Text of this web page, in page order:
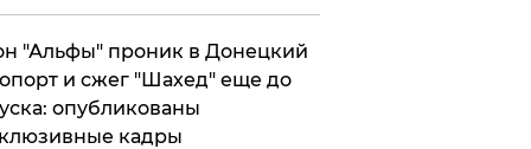
"Альфы" проник в Донецкий
и сжег "Шахед" еще до
опубликованы
кадры